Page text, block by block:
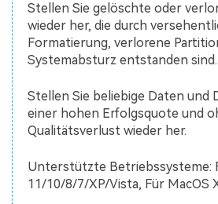
Stellen Sie gelöschte oder
wieder her, die durch
Formatierung, verlorene
Systemabsturz entstanden sind.
Stellen Sie beliebige Daten und
einer hohen Erfolgsquote und
Qualitätsverlust wieder her.
Unterstützte Betriebssysteme:
11/10/8/7/XP/Vista, Für MacOS